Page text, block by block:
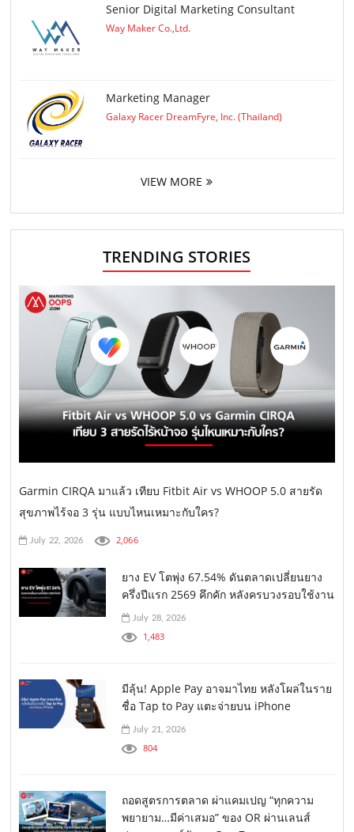
Senior Digital Marketing Consultant
Way Maker Co.,Ltd.
Marketing Manager
Galaxy Racer DreamFyre, Inc. (Thailand)
VIEW MORE
TRENDING STORIES
Garmin CIRQA มาแล้ว เทียบ Fitbit Air vs WHOOP 5.0 สายรัด
สุขภาพไร้จอ 3 รุ่น แบบไหนเหมาะกับใคร?
July 22, 2026 2,066
ยาง EV โตพุ่ง 67.54% ดันตลาดเปลี่ยนยาง
ครึ่งปีแรก 2569 คึกคัก หลังครบวงรอบใช้งาน
July 28, 2026
1,483
มีลุ้น! Apple Pay อาจมาไทย หลังโผล่ในราย
ชื่อ Tap to Pay แตะจ่ายบน iPhone
July 21, 2026
804
ถอดสูตรการตลาด ผ่าแคมเปญ “ทุกความ
พยายาม…มีค่าเสมอ” ของ OR ผ่านเลนส์